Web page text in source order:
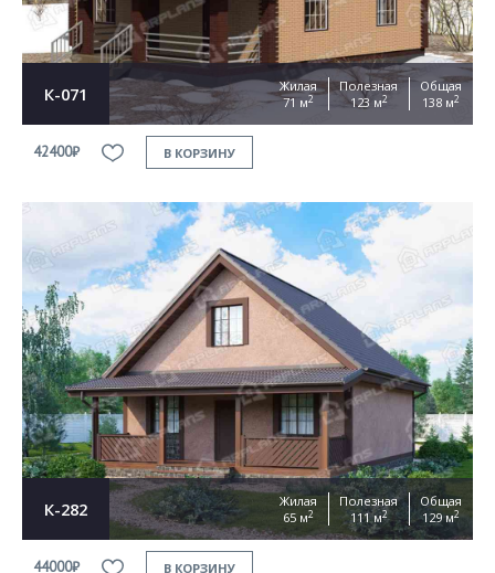
К-071
Жилая
71 м2
Полезная
123 м2
Общая
138 м2
42400₽ В КОРЗИНУ
К-282
Жилая
65 м2
Полезная
111 м2
Общая
129 м2
44000₽ В КОРЗИНУ